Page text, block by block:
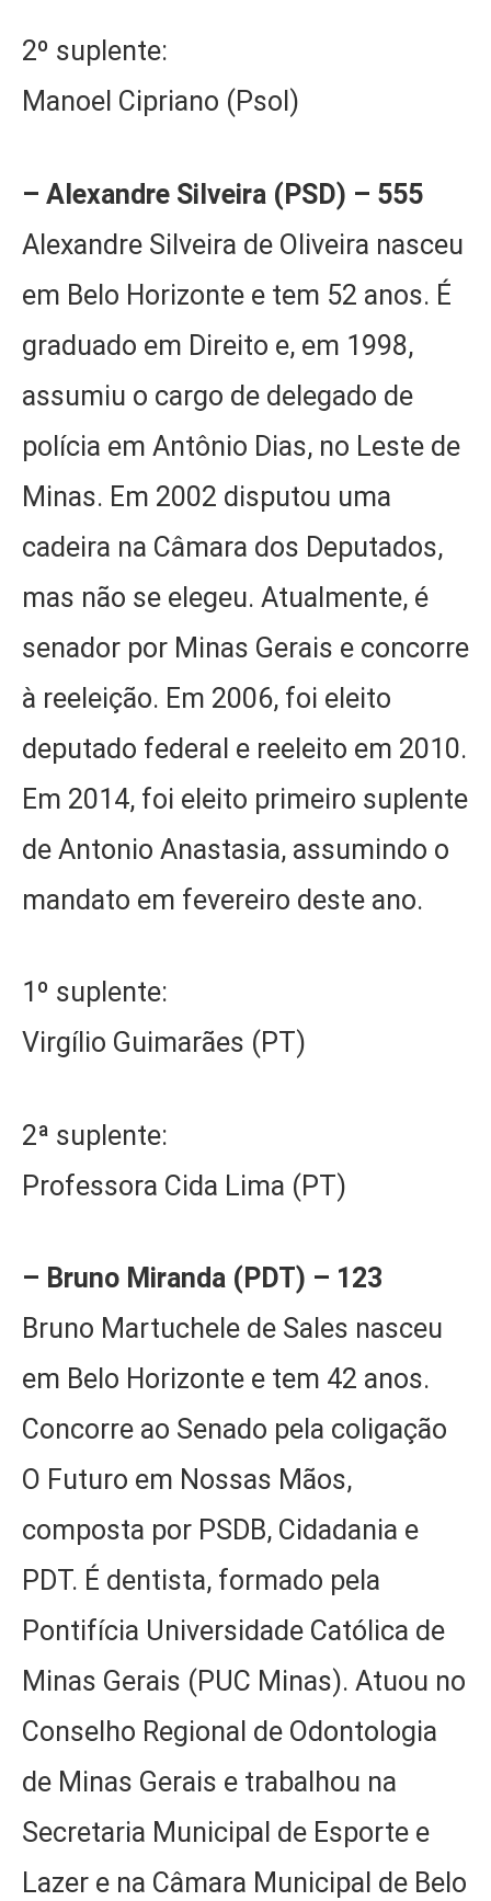
2º suplente:
Manoel Cipriano (Psol)
– Alexandre Silveira (PSD) – 555
Alexandre Silveira de Oliveira nasceu
em Belo Horizonte e tem 52 anos. É
graduado em Direito e, em 1998,
assumiu o cargo de delegado de
polícia em Antônio Dias, no Leste de
Minas. Em 2002 disputou uma
cadeira na Câmara dos Deputados,
mas não se elegeu. Atualmente, é
senador por Minas Gerais e concorre
à reeleição. Em 2006, foi eleito
deputado federal e reeleito em 2010.
Em 2014, foi eleito primeiro suplente
de Antonio Anastasia, assumindo o
mandato em fevereiro deste ano.
1º suplente:
Virgílio Guimarães (PT)
2ª suplente:
Professora Cida Lima (PT)
– Bruno Miranda (PDT) – 123
Bruno Martuchele de Sales nasceu
em Belo Horizonte e tem 42 anos.
Concorre ao Senado pela coligação
O Futuro em Nossas Mãos,
composta por PSDB, Cidadania e
PDT. É dentista, formado pela
Pontifícia Universidade Católica de
Minas Gerais (PUC Minas). Atuou no
Conselho Regional de Odontologia
de Minas Gerais e trabalhou na
Secretaria Municipal de Esporte e
Lazer e na Câmara Municipal de Belo